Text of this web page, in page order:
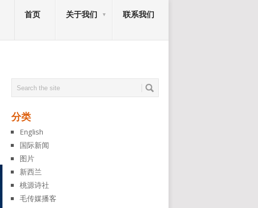
首页 关于我们 联系我们
分类
English
国际新闻
图片
新西兰
桃源诗社
毛传媒播客